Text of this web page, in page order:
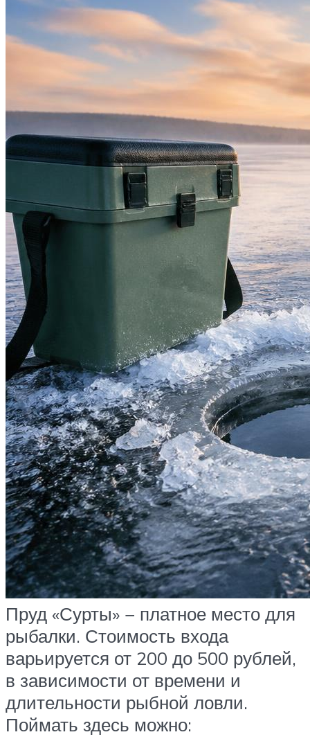
Пруд «Сурты» − платное место для
рыбалки. Стоимость входа
варьируется от 200 до 500 рублей,
в зависимости от времени и
длительности рыбной ловли.
Поймать здесь можно: